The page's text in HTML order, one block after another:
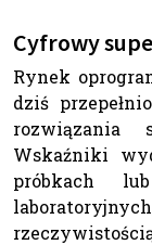
Cyfrowy
Rynek
dziś
rozwiązania
Wskaźniki
próbkach